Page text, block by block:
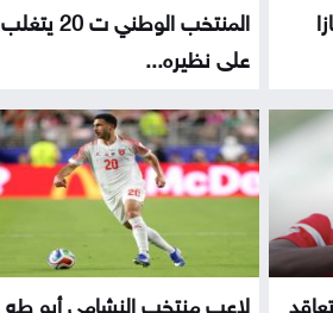
المنتخب الوطني ت 20 يتغلب
على نظيره...
لاعب منتخب النشامى أبو طه